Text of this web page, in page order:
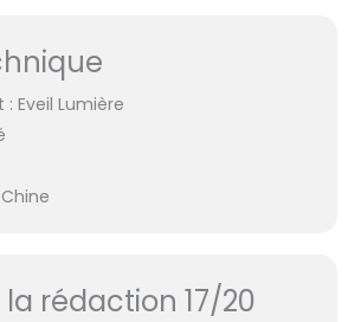
Eveil Lumière
rédaction 17/20